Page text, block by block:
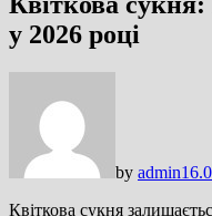
у 2026 році
by admin
Квіткова сукня